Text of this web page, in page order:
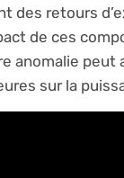
des retours
de ces
anomalie peut
sur la